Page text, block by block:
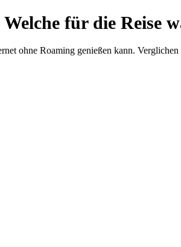
für die Reise
ohne Roaming genießen kann.